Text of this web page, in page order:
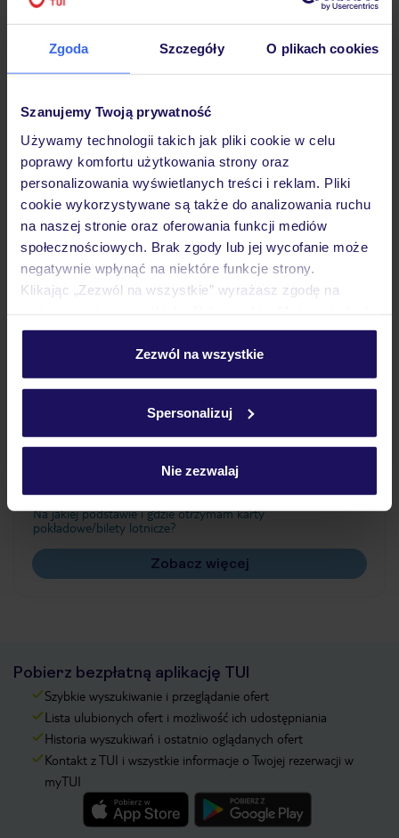
Zgoda Szczegóły O plikach cookies
Szanujemy Twoją prywatność
Używamy technologii takich jak pliki cookie w celu
poprawy komfortu użytkowania strony oraz
personalizowania wyświetlanych treści i reklam. Pliki
cookie wykorzystywane są także do analizowania ruchu
na naszej stronie oraz oferowania funkcji mediów
społecznościowych. Brak zgody lub jej wycofanie może
negatywnie wpłynąć na niektóre funkcje strony.
Klikając „Zezwól na wszystkie” wyrażasz zgodę na
personalizować swój wybór wchodząc w zakładkę
Szczegółowe informacje o plikach cookie znajdziesz
Zezwól na wszystkie
Spersonalizuj
Nie zezwalaj
Pokoje
Wyżywienie
Atrakcje
Ważne informacje
Często zadawane pytania
Jak zmienić uczestników/osobę zgłaszającą?
Czy w Hotelu będzie przedstawiciel TUI?
Na jakiej podstawie i gdzie otrzymam karty
pokładowe/bilety lotnicze?
Zobacz więcej
Pobierz bezpłatną aplikację TUI
Szybkie wyszukiwanie i przeglądanie ofert
Lista ulubionych ofert i możliwość ich udostępniania
Historia wyszukiwań i ostatnio oglądanych ofert
Kontakt z TUI i wszystkie informacje o Twojej rezerwacji w
myTUI